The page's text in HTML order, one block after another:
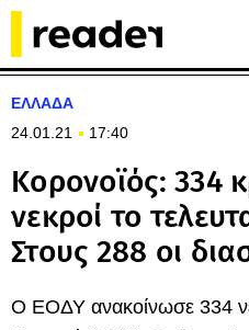
ΕΛΛΑΔΑ
24.01.21
17:40
Κορονοϊός: 334
νεκροί το
Στους 288 οι
Ο ΕΟΔΥ ανακοίνωσε 334